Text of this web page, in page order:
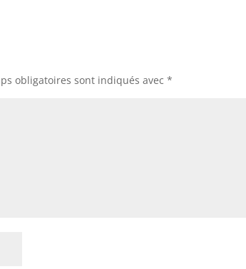
obligatoires sont indiqués avec*